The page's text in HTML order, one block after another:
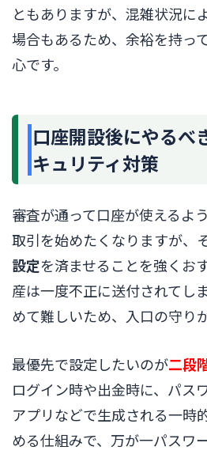
ともありますが、混雑状況に
場合もあるため、余裕を持っ
心です。
口座開設後にやるべ
キュリティ対策
審査が通って口座が使えるよ
取引を始めたくなりますが、
設定を済ませることを強くお
産は一度不正に送付されてし
めて難しいため、入口の守り
最優先で設定したいのが二段
ログイン時や出金時に、パス
アプリなどで生成される一時
める仕組みで、万が一パスワ